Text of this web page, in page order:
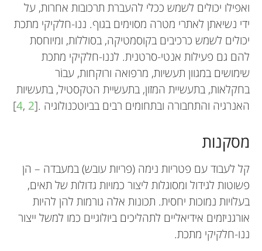
ואפילו יכולים לשמש ככלי להעברת תרכובות אחרות, על
ידי נשיאתן לאתרי מטרה מסוימים בגוף. ננו-חלקיקי מתכת
יכולים לשמש כרכיבים בקוסמטיקה, בסוללות, ומיוחסת
להם גם פעילות אנטי-סרטנית. לננו-חלקיקי מתכת
שימושים במגוון תעשיות, מרפואה ורוקחות, עבוֹר
בחקלאות, בתעשיית המזון, בתעשיית הטקסטיל, בתעשיות
האנרגיה והתחבורה ובתחומים רבים בביוטכנולוגיה .[
4, 2
]
מסקנות
קל לעבוד עם פטריות נימה (פריות עובש) במעבדה – הן
פשוטות לגידול ומסוגלות ליצור כמויות גדולות של תאים,
בעלויות נמוכות יחסית. תכונות אלה גורמות להן להיות
אורגניזמים אידיאליים לתהליכים ביולוגיים כמו למשל ייצור
ננו-חלקיקי מתכת.